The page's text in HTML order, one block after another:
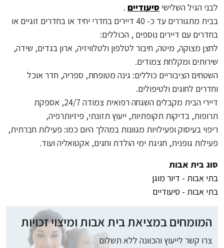
לבני הגיל השלישי סיעודיים .
בבית מתגוררים עד כ- 40 דיירים בחדרי יחיד או בחדרים זוגיים או
בחדרים עם דיירים נוספים , הכוללים:
לחצן מצוקה, מיטה, חיבור לטלפון ולטלוויזיה, ארון בגדים, שידה,
שירותים ומקלחת צמודים.
השטחים הציבוריים כוללים: גינה מטופחת, ספריה, חדר אוכל
וחדרים לחוגים ולטיפולים.
דיירי הבית מקבלים השגחה רפואית צמודה 24/7, אספקת
תרופות, בדיקות תקופתיות, ייעוץ תזונתי, פיזיותרפיה,
ריפוי בעיסוק ופעילויות מגוונות במהלך היום כמו: פעילות חברתית,
פעילות גופנית, חגיגת ימי הולדת וחגים, אקטואליה ועוד.
סוג בית אבות
בתי אבות - דיור מוגן
בתי אבות - סיעודיים
המומחים במציאת בית אבות ומיצוי זכויות
צרו קשר לייעוץ והכוונה ללא תשלום